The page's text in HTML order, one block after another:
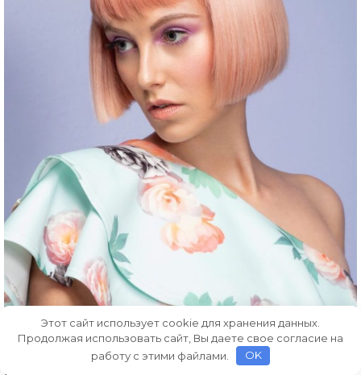
Этот сайт использует cookie для хранения данных.
Продолжая использовать сайт, Вы даете свое согласие на
работу с этими файлами.
OK